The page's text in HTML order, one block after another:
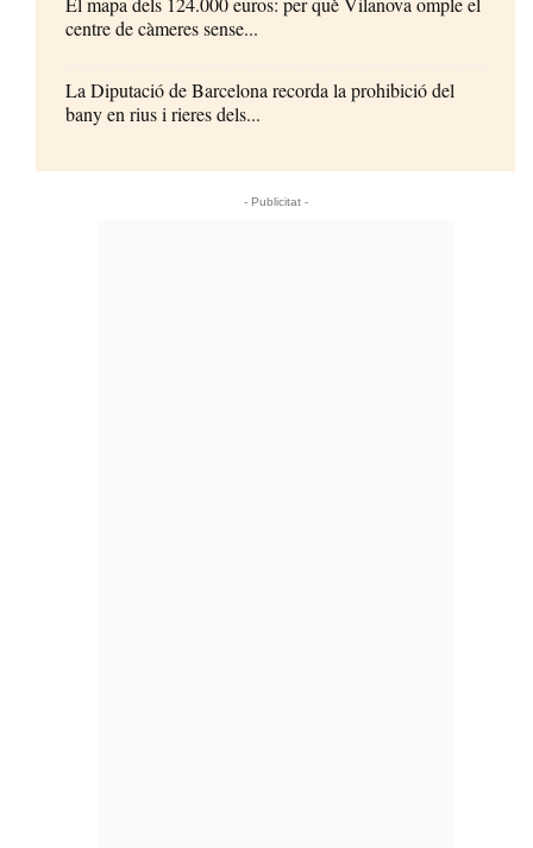
centre de càmeres sense...
La Diputació de Barcelona recorda la prohibició del
bany en rius i rieres dels...
- Publicitat -